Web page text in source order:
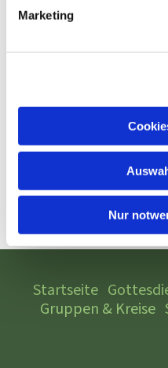
Marketing
Nur
Startseite
Gruppen & Kreise